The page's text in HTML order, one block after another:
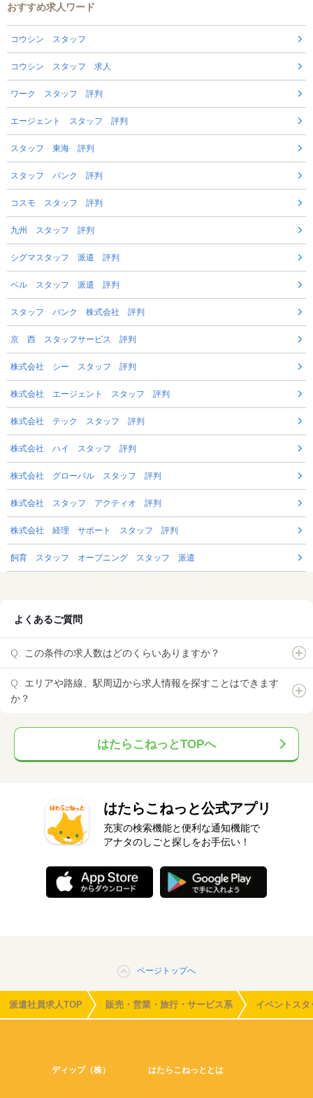
おすすめ求人ワード
コウシン スタッフ
コウシン スタッフ 求人
ワーク スタッフ 評判
エージェント スタッフ 評判
スタッフ 東海 評判
スタッフ バンク 評判
コスモ スタッフ 評判
九州 スタッフ 評判
シグマスタッフ 派遣 評判
ベル スタッフ 派遣 評判
スタッフ バンク 株式会社 評判
京 西 スタッフサービス 評判
株式会社 シー スタッフ 評判
株式会社 エージェント スタッフ 評判
株式会社 テック スタッフ 評判
株式会社 ハイ スタッフ 評判
株式会社 グローバル スタッフ 評判
株式会社 スタッフ アクティオ 評判
株式会社 経理 サポート スタッフ 評判
飼育 スタッフ オープニング スタッフ 派遣
よくあるご質問
この条件の求人数はどのくらいありますか？
エリアや路線、駅周辺から求人情報を探すことはできます
か？
はたらこねっとTOPへ
はたらこねっと公式アプリ
充実の検索機能と便利な通知機能で
アナタのしごと探しをお手伝い！
ページトップへ
派遣社員求人TOP 販売・営業・旅行・サービス系 イベントスタ
ディップ（株） はたらこねっととは